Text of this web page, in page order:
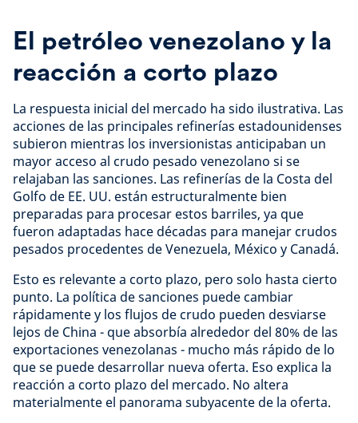
El petróleo venezolano y la
reacción a corto plazo
La respuesta inicial del mercado ha sido ilustrativa. Las
acciones de las principales refinerías estadounidenses
subieron mientras los inversionistas anticipaban un
mayor acceso al crudo pesado venezolano si se
relajaban las sanciones. Las refinerías de la Costa del
Golfo de EE. UU. están estructuralmente bien
preparadas para procesar estos barriles, ya que
fueron adaptadas hace décadas para manejar crudos
pesados procedentes de Venezuela, México y Canadá.
Esto es relevante a corto plazo, pero solo hasta cierto
punto. La política de sanciones puede cambiar
rápidamente y los flujos de crudo pueden desviarse
lejos de China - que absorbía alrededor del 80% de las
exportaciones venezolanas - mucho más rápido de lo
que se puede desarrollar nueva oferta. Eso explica la
reacción a corto plazo del mercado. No altera
materialmente el panorama subyacente de la oferta.